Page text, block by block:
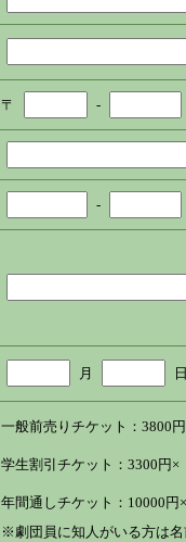
〒 -
-
月
一般前売りチケット：3800
学生割引チケット：3300円×
年間通しチケット：10000円
※劇団員に知人がいる方は